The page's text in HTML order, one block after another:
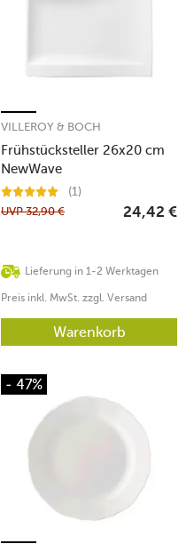
Frühstücksteller 26x20 cm
NewWave
VILLEROY & BOCH
(1)
Lieferung in 1-2 Werktagen
UVP32,90 € 24,42 €
Preis inkl. MwSt. zzgl. Versand
Warenkorb
- 47%